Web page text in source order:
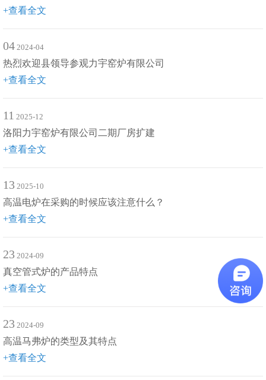
+查看全文
04 2024-04
热烈欢迎县领导参观力宇窑炉有限公司
+查看全文
11 2025-12
洛阳力宇窑炉有限公司二期厂房扩建
+查看全文
13 2025-10
高温电炉在采购的时候应该注意什么？
+查看全文
23 2024-09
真空管式炉的产品特点
+查看全文
23 2024-09
高温马弗炉的类型及其特点
+查看全文